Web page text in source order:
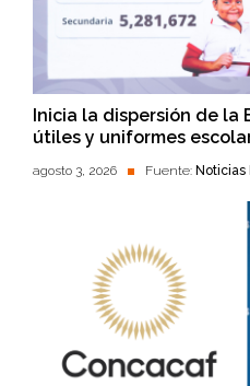
Inicia la dispersión de la
útiles y uniformes
agosto 3, 2026 Fuente: Noticias